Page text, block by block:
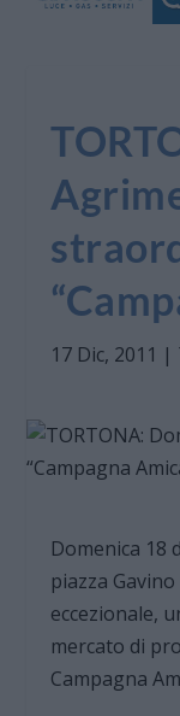
17 Dic, 2011 |
Domenica 18
piazza
eccezionale,
mercato di
Campagna